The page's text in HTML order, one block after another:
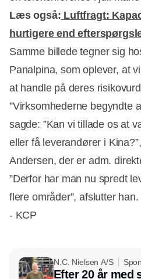
Læs også: Luftfragt:
hurtigere end
Samme billede tegner sig
Panalpina, som oplever, at
at handle på deres
”Virksomhederne begyndte
sagde: ”Kan vi tillade os at
eller få leverandører i
Andersen, der er adm.
”Derfor har man nu spredt
flere områder”, afslutter han.
- KCP
N.C. Nielsen A/S
Efter 20 år med